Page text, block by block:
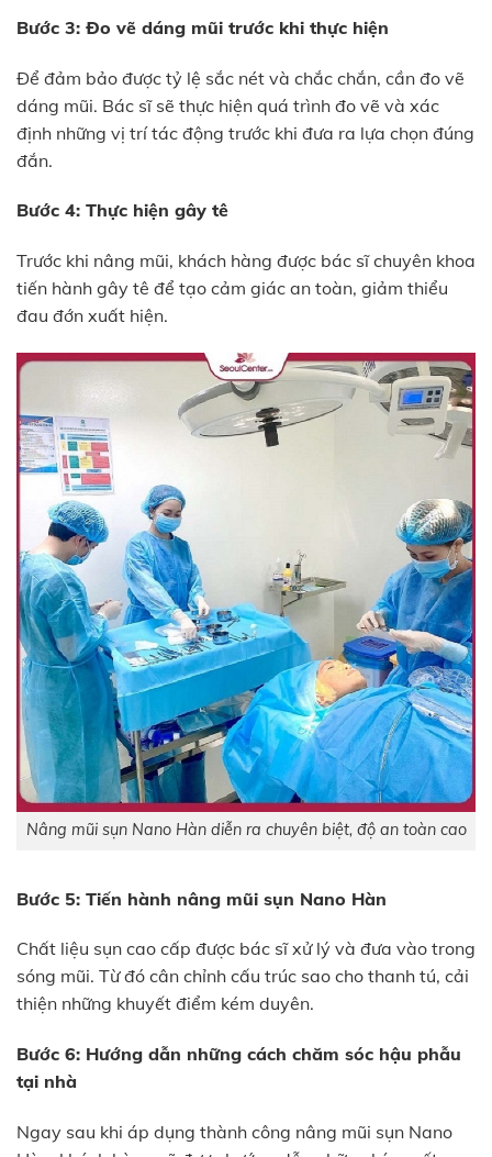
Bước 3: Đo vẽ dáng mũi trước khi thực hiện
Để đảm bảo được tỷ lệ sắc nét và chắc chắn, cần đo vẽ
dáng mũi. Bác sĩ sẽ thực hiện quá trình đo vẽ và xác
định những vị trí tác động trước khi đưa ra lựa chọn đúng
đắn.
Bước 4: Thực hiện gây tê
Trước khi nâng mũi, khách hàng được bác sĩ chuyên khoa
tiến hành gây tê để tạo cảm giác an toàn, giảm thiểu
đau đớn xuất hiện.
Nâng mũi sụn Nano Hàn diễn ra chuyên biệt, độ an toàn cao
Bước 5: Tiến hành nâng mũi sụn Nano Hàn
Chất liệu sụn cao cấp được bác sĩ xử lý và đưa vào trong
sóng mũi. Từ đó cân chỉnh cấu trúc sao cho thanh tú, cải
thiện những khuyết điểm kém duyên.
Bước 6: Hướng dẫn những cách chăm sóc hậu phẫu
tại nhà
Ngay sau khi áp dụng thành công nâng mũi sụn Nano